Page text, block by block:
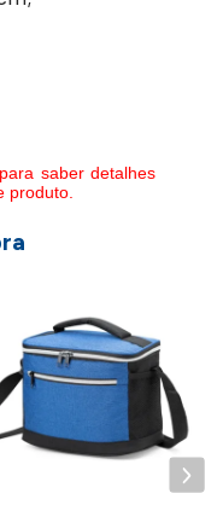
saber detalhes
produto.